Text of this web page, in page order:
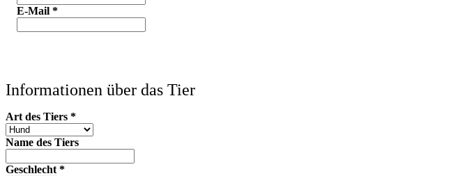
E-Mail *
Informationen über das Tier
Art des Tiers *
Name des Tiers
Geschlecht *